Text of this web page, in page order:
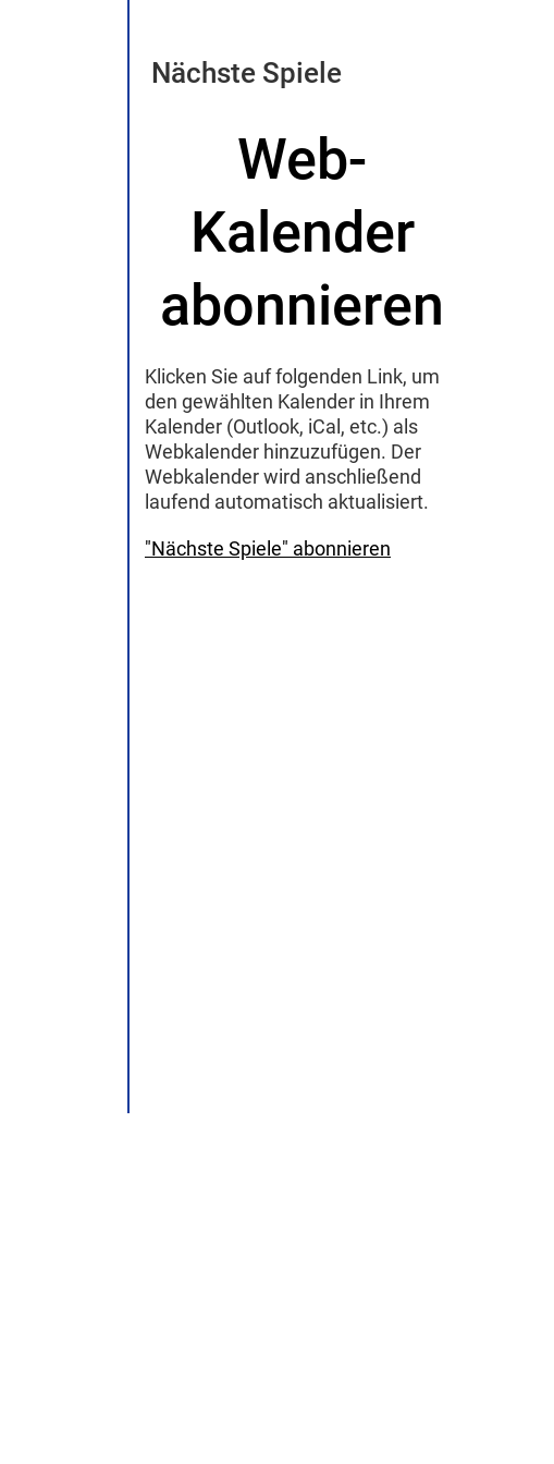
Nächste Spiele
Web-
Kalender
abonnieren
Klicken Sie auf folgenden Link, um
den gewählten Kalender in Ihrem
Kalender (Outlook, iCal, etc.) als
Webkalender hinzuzufügen. Der
Webkalender wird anschließend
laufend automatisch aktualisiert.
"Nächste Spiele" abonnieren